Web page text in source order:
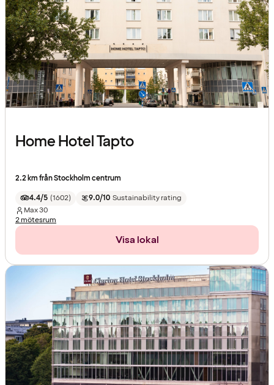
Home Hotel Tapto
2.2 km från Stockholm centrum
4.4/5 (1602) 9.0/10 Sustainability rating
Max30
2 mötesrum
Visa lokal